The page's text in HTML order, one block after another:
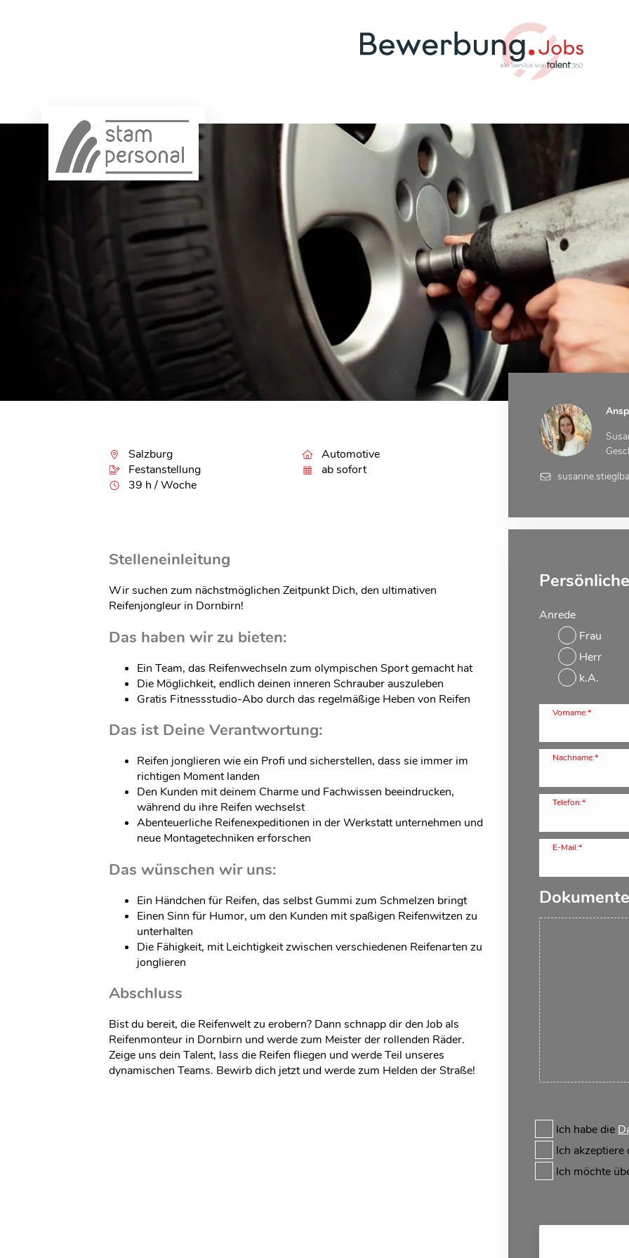
Anrede
Frau
Herr
k.A.
Vorname:*
Nachname:*
Telefon:*
E-Mail:*
Dokumente
Ich habe die
Ich
Ich möchte
Salzburg
Festanstellung
39 h / Woche
Automotive
ab sofort
Stelleneinleitung
Wir suchen zum nächstmöglichen Zeitpunkt Dich, den ultimativen
Reifenjongleur in Dornbirn!
Das haben wir zu bieten:
Ein Team, das Reifenwechseln zum olympischen Sport gemacht hat
Die Möglichkeit, endlich deinen inneren Schrauber auszuleben
Gratis Fitnessstudio-Abo durch das regelmäßige Heben von Reifen
Das ist Deine Verantwortung:
Reifen jonglieren wie ein Profi und sicherstellen, dass sie immer im
richtigen Moment landen
Den Kunden mit deinem Charme und Fachwissen beeindrucken,
während du ihre Reifen wechselst
Abenteuerliche Reifenexpeditionen in der Werkstatt unternehmen und
neue Montagetechniken erforschen
Das wünschen wir uns:
Ein Händchen für Reifen, das selbst Gummi zum Schmelzen bringt
Einen Sinn für Humor, um den Kunden mit spaßigen Reifenwitzen zu
unterhalten
Die Fähigkeit, mit Leichtigkeit zwischen verschiedenen Reifenarten zu
jonglieren
Abschluss
Bist du bereit, die Reifenwelt zu erobern? Dann schnapp dir den Job als
Reifenmonteur in Dornbirn und werde zum Meister der rollenden Räder.
Zeige uns dein Talent, lass die Reifen fliegen und werde Teil unseres
dynamischen Teams. Bewirb dich jetzt und werde zum Helden der Straße!